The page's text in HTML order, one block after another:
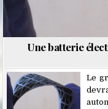
Une batterie
Le